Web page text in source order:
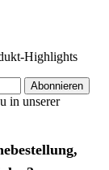
Highlights
Abonnieren
in unserer